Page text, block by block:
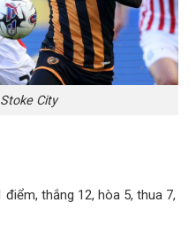
City
điểm, thắng 12, hòa 5, thua 7,